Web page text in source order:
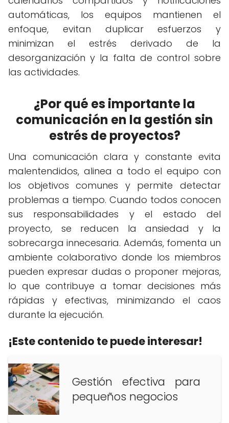
automáticas, los equipos mantienen el
enfoque, evitan duplicar esfuerzos y
minimizan el estrés derivado de la
desorganización y la falta de control sobre
las actividades.
¿Por qué es importante la
comunicación en la gestión sin
estrés de proyectos?
Una comunicación clara y constante evita
malentendidos, alinea a todo el equipo con
los objetivos comunes y permite detectar
problemas a tiempo. Cuando todos conocen
sus responsabilidades y el estado del
proyecto, se reducen la ansiedad y la
sobrecarga innecesaria. Además, fomenta un
ambiente colaborativo donde los miembros
pueden expresar dudas o proponer mejoras,
lo que contribuye a tomar decisiones más
rápidas y efectivas, minimizando el caos
durante la ejecución.
¡Este contenido te puede interesar!
Gestión efectiva para
pequeños negocios